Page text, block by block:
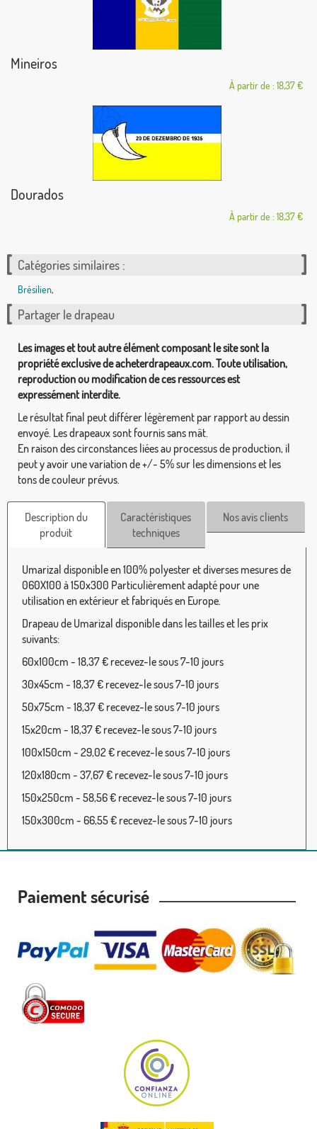
Mineiros
À partir de : 18,37 €
Dourados
À partir de : 18,37 €
Catégories similaires :
Brésilien,
Partager le drapeau
Les images et tout autre élément composant le site sont la
propriété exclusive de acheterdrapeaux.com. Toute utilisation,
reproduction ou modification de ces ressources est
expressément interdite.
Le résultat final peut différer légèrement par rapport au dessin
envoyé. Les drapeaux sont fournis sans mât.
En raison des circonstances liées au processus de production, il
peut y avoir une variation de +/- 5% sur les dimensions et les
tons de couleur prévus.
Description du
produit
Caractéristiques
techniques
Nos avis clients
Umarizal disponible en 100% polyester et diverses mesures de
060X100 à 150x300 Particulièrement adapté pour une
utilisation en extérieur et fabriqués en Europe.
Drapeau de Umarizal disponible dans les tailles et les prix
suivants:
60x100cm - 18,37 € recevez-le sous 7-10 jours
30x45cm - 18,37 € recevez-le sous 7-10 jours
50x75cm - 18,37 € recevez-le sous 7-10 jours
15x20cm - 18,37 € recevez-le sous 7-10 jours
100x150cm - 29,02 € recevez-le sous 7-10 jours
120x180cm - 37,67 € recevez-le sous 7-10 jours
150x250cm - 58,56 € recevez-le sous 7-10 jours
150x300cm - 66,55 € recevez-le sous 7-10 jours
Paiement sécurisé